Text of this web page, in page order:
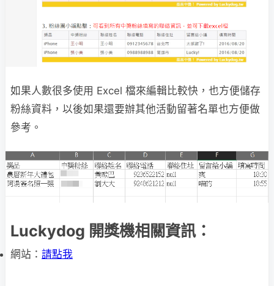
如果人數很多使用 Excel 檔來編輯比較快，也方便儲存
粉絲資料，以後如果還要辦其他活動留著名單也方便做
參考。
Luckydog 開獎機相關資訊：
網站： 請點我